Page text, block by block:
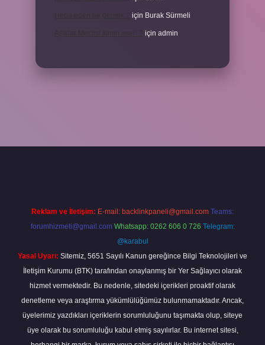
için Burak Sürmeli
için admin
Reklam ve İletişim: E-mail: backlinkpaneli@gmail.com Teams:
forumhizmeti@gmail.com Whatsapp: 0262 606 0 726 Telegram:
@karabul
Yasal Uyarı: Sitemiz, 5651 Sayılı Kanun gereğince Bilgi Teknolojileri ve
İletişim Kurumu (BTK) tarafından onaylanmış bir Yer Sağlayıcı olarak
hizmet vermektedir. Bu nedenle, sitedeki içerikleri proaktif olarak
denetleme veya araştırma yükümlülüğümüz bulunmamaktadır. Ancak,
üyelerimiz yazdıkları içeriklerin sorumluluğunu taşımakta olup, siteye
üye olarak bu sorumluluğu kabul etmiş sayılırlar. Bu internet sitesi,